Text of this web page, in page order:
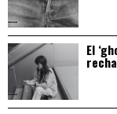
El